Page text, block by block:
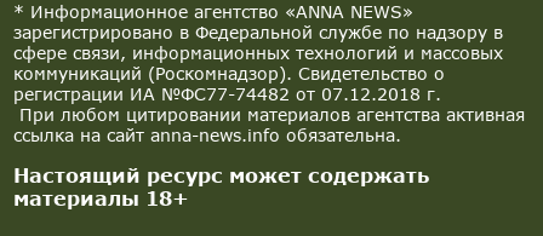
* Информационное агентство «ANNA NEWS»
зарегистрировано в Федеральной службе по надзору в
сфере связи, информационных технологий и массовых
коммуникаций (Роскомнадзор). Свидетельство о
регистрации ИА №ФС77-74482 от 07.12.2018 г.
При любом цитировании материалов агентства активная
ссылка на сайт anna-news.info обязательна.
Настоящий ресурс может содержать
материалы 18+